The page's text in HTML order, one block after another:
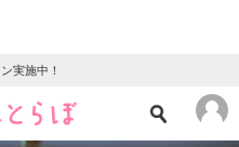
実施中！